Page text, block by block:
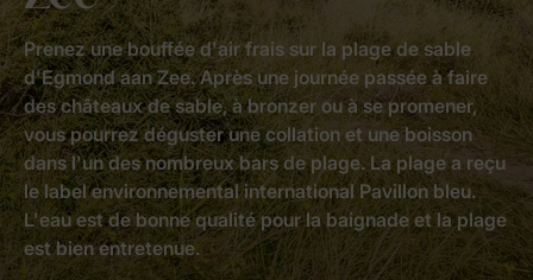
Prenez une bouffée d'air frais sur la plage de sable
d'Egmond aan Zee. Après une journée passée à faire
des châteaux de sable, à bronzer ou à se promener,
vous pourrez déguster une collation et une boisson
dans l'un des nombreux bars de plage. La plage a reçu
le label environnemental international Pavillon bleu.
L'eau est de bonne qualité pour la baignade et la plage
est bien entretenue.